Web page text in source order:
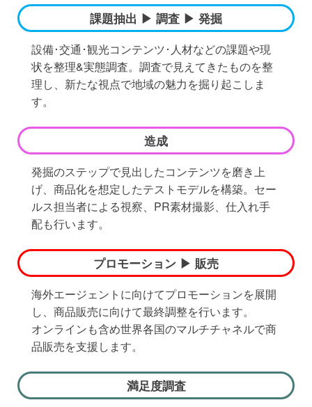
課題抽出 ▶︎ 調査 ▶︎ 発掘
設備･交通･観光コンテンツ･人材などの課題や現
状を整理&実態調査。調査で見えてきたものを整
理し、新たな視点で地域の魅力を掘り起こしま
す。
造成
発掘のステップで見出したコンテンツを磨き上
げ、商品化を想定したテストモデルを構築。セー
ルス担当者による視察、PR素材撮影、仕入れ手
配も行います。
プロモーション ▶︎ 販売
海外エージェントに向けてプロモーションを展開
し、商品販売に向けて最終調整を行います。
オンラインも含め世界各国のマルチチャネルで商
品販売を支援します。
満足度調査